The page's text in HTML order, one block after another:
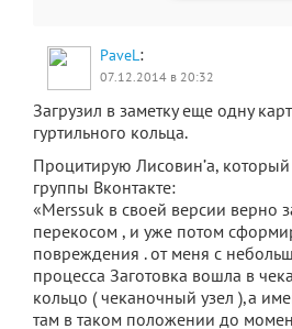
PaveL:
07.12.2014 в 20:32
Загрузил в заметку еще одну
гуртильного кольца.
Процитирую Лисовин’а,
группы Вконтакте:
«Merssuk в своей версии верно
перекосом , и уже потом
повреждения . от меня с
процесса Заготовка вошла в
кольцо ( чеканочный узел ),а
там в таком положении до